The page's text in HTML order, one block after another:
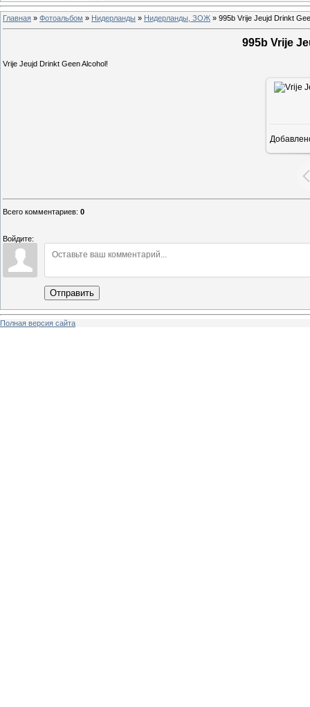
Главная » Фотоальбом » Нидерланды » Нидерланды, ЗОЖ » 995b Vrije Jeujd Drinkt
995b Vrije
Vrije Jeujd Drinkt Geen Alcohol!
Всего комментариев: 0
Войдите:
Отправить
Полная версия сайта